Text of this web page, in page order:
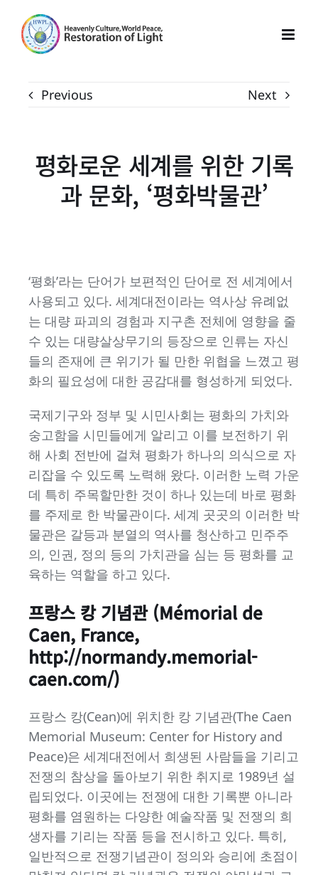
content
Previous Next
평화로운 세계를 위한 기록
과 문화, ‘평화박물관’
‘평화’라는 단어가 보편적인 단어로 전 세계에서
사용되고 있다. 세계대전이라는 역사상 유례없
는 대량 파괴의 경험과 지구촌 전체에 영향을 줄
수 있는 대량살상무기의 등장으로 인류는 자신
들의 존재에 큰 위기가 될 만한 위협을 느꼈고 평
화의 필요성에 대한 공감대를 형성하게 되었다.
국제기구와 정부 및 시민사회는 평화의 가치와
숭고함을 시민들에게 알리고 이를 보전하기 위
해 사회 전반에 걸쳐 평화가 하나의 의식으로 자
리잡을 수 있도록 노력해 왔다. 이러한 노력 가운
데 특히 주목할만한 것이 하나 있는데 바로 평화
를 주제로 한 박물관이다. 세계 곳곳의 이러한 박
물관은 갈등과 분열의 역사를 청산하고 민주주
의, 인권, 정의 등의 가치관을 심는 등 평화를 교
육하는 역할을 하고 있다.
프랑스 캉 기념관 (Mémorial de
Caen, France,
http://normandy.memorial-
caen.com/)
프랑스 캉(Cean)에 위치한 캉 기념관(The Caen
Memorial Museum: Center for History and
Peace)은 세계대전에서 희생된 사람들을 기리고
전쟁의 참상을 돌아보기 위한 취지로 1989년 설
립되었다. 이곳에는 전쟁에 대한 기록뿐 아니라
평화를 염원하는 다양한 예술작품 및 전쟁의 희
생자를 기리는 작품 등을 전시하고 있다. 특히,
일반적으로 전쟁기념관이 정의와 승리에 초점이